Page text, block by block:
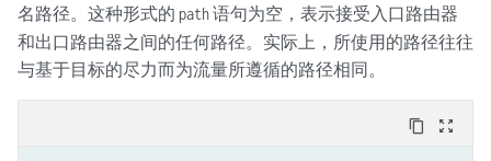
名路径。这种形式的 path语句为空，表示接受入口路由器
和出口路由器之间的任何路径。实际上，所使用的路径往往
与基于目标的尽力而为流量所遵循的路径相同。
content_copy zoom_out_map